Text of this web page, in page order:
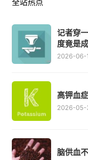
全站热点
记者穿
度竟是
2026-06-
高钾血
2026-05-
脑供血